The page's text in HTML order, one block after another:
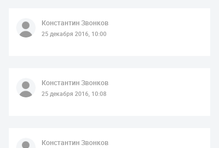
Константин Звонков
25 декабря 2016, 10:00
Константин Звонков
25 декабря 2016, 10:08
Константин Звонков